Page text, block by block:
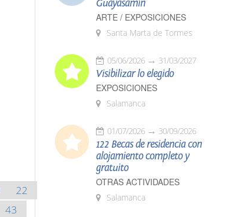
22
43
Guayasamín
ARTE / EXPOSICIONES
Santa Marta de Tormes
05/06/2026 31/03/2027
Visibilizar lo elegido
EXPOSICIONES
Salamanca
01/07/2026 30/09/2026
122 Becas de residencia con
alojamiento completo y
gratuito
OTRAS ACTIVIDADES
Salamanca